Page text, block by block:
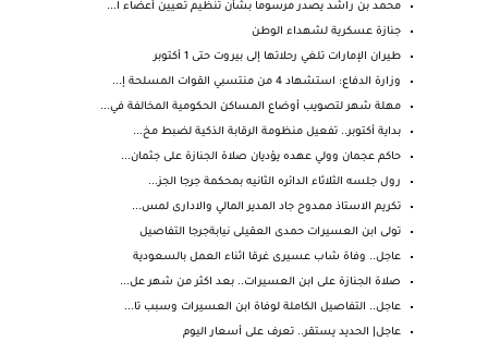
محمد بن راشد يصدر مرسوماً بشأن تنظيم تعيين أعضاء ا...
جنازة عسكرية لشهداء الوطن
طيران الإمارات تلغي رحلاتها إلى بيروت حتى 1 أكتوبر
وزارة الدفاع: استشهاد 4 من منتسبي القوات المسلحة إ...
مهلة شهر لتصويب أوضاع المساكن الحكومية المخالفة في...
بداية أكتوبر.. تفعيل منظومة الرقابة الذكية لضبط مخ...
حاكم عجمان وولي عهده يؤديان صلاة الجنازة على جثمان...
رول جلسه الثلاثاء الدائره الثانيه بمحكمة جرجا الجز...
تكريم الاستاذ ممدوح جاد المدير المالي والادارى لمس...
تولى ابن العسيرات حمدى العقيلى نيابةجرجا التفاصيل
عاجل.. وفاة شاب عسيرى غرقا اثناء العمل بالسعودية
صلاة الجنازة على ابن العسيرات.. بعد اكثر من شهر عل...
عاجل.. التفاصيل الكاملة لوفاة ابن العسيرات وسبب تا...
عاجل| الحديد يستقر.. تعرف على أسعار اليوم